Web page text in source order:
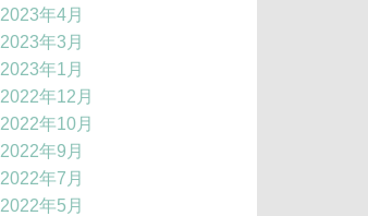
2023年4月
2023年3月
2023年1月
2022年12月
2022年10月
2022年9月
2022年7月
2022年5月